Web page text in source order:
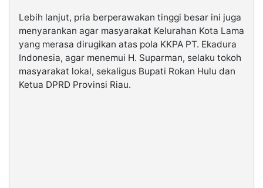
Lebih lanjut, pria berperawakan tinggi besar ini juga
menyarankan agar masyarakat Kelurahan Kota Lama
yang merasa dirugikan atas pola KKPA PT. Ekadura
Indonesia, agar menemui H. Suparman, selaku tokoh
masyarakat lokal, sekaligus Bupati Rokan Hulu dan
Ketua DPRD Provinsi Riau.